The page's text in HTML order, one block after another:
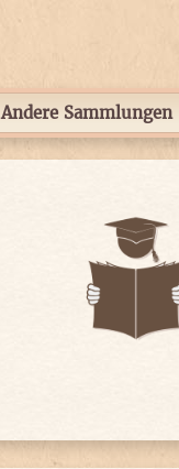
Andere Sammlungen